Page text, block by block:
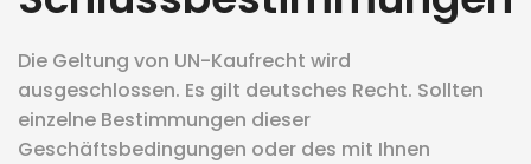
Die Geltung von UN-Kaufrecht wird
ausgeschlossen. Es gilt deutsches Recht. Sollten
einzelne Bestimmungen dieser
Geschäftsbedingungen oder des mit Ihnen